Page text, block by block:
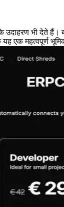
उदाहरण भी
यह एक